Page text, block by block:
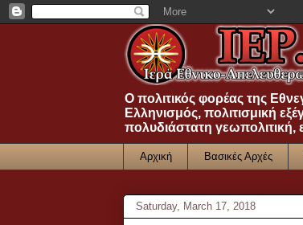
Ο πολιτικός φορέας της
Ελληνισμός, πολιτισμική
πολυδιάστατη γεωπολιτική,
Αρχική Βασικές Αρχές
Saturday, March 17, 2018